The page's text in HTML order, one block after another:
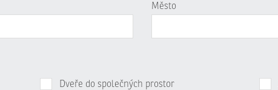
Město
Dveře do společných prostor